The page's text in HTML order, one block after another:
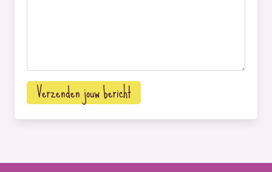
Verzenden jouw bericht